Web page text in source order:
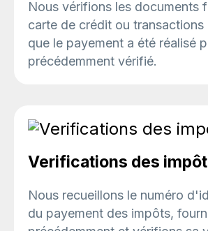
Nous vérifions les documents
carte de crédit ou transactions
que le payement a été réalisé
précédemment vérifié.
Verifications des
Nous recueillons le numéro
du payement des impôts,